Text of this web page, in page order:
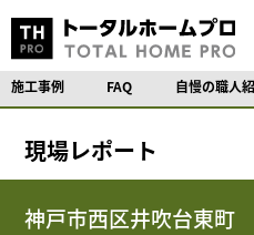
施工事例 FAQ 自慢の職人
現場レポート
神戸市西区井吹台東